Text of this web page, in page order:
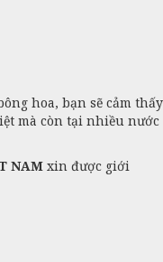
hoa, bạn sẽ cảm thấy
mà còn tại nhiều nước
NAM xin được giới